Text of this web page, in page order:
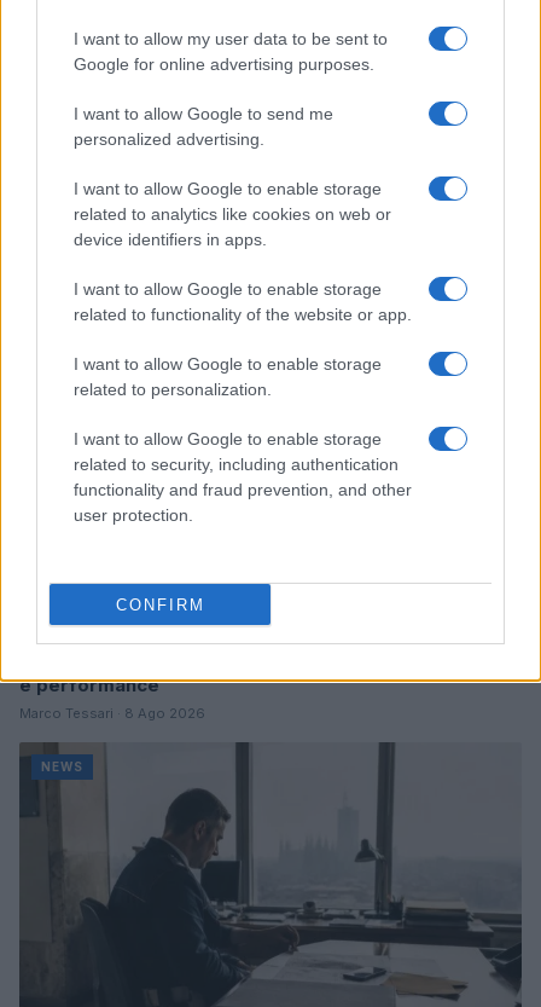
I want to allow my user data to be sent to
Google for online advertising purposes.
I want to allow Google to send me
personalized advertising.
I want to allow Google to enable storage
related to analytics like cookies on web or
device identifiers in apps.
I want to allow Google to enable storage
related to functionality of the website or app.
I want to allow Google to enable storage
related to personalization.
I want to allow Google to enable storage
related to security, including authentication
functionality and fraud prevention, and other
user protection.
CONFIRM
NEWS
e performance
Marco Tessari · 8 Ago 2026
NEWS